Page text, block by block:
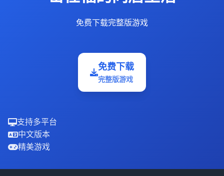
免费下载完整版游戏
免费下载
完整版游戏
支持多平台
中文版本
精美游戏